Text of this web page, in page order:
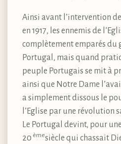
Ainsi avant l’intervention
en 1917, les ennemis de
complètement emparés du
Portugal, mais quand
peuple Portugais se mit à
ainsi que Notre Dame
a simplement dissous le
l’Eglise par une révolution
Le Portugal devint, pour
20 èmesiècle qui chassait